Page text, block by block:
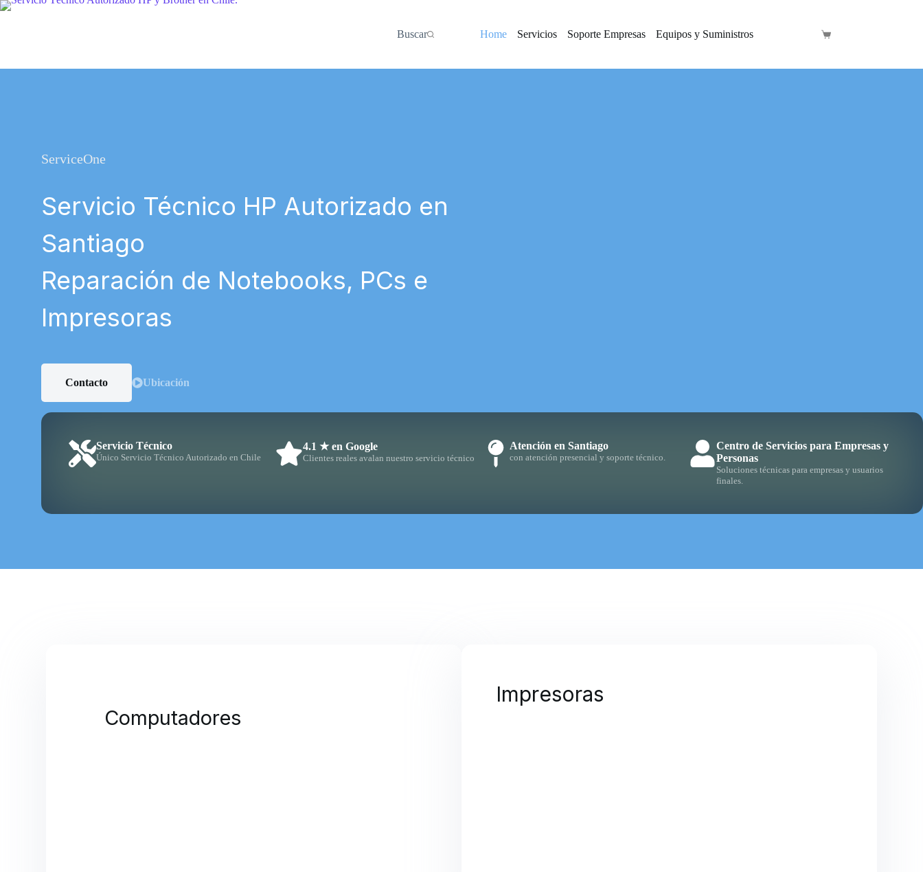
Buscar Home Servicios Soporte Empresas Equipos y Suministros
ServiceOne
Servicio Técnico HP Autorizado en
Santiago
Reparación de Notebooks, PCs e
Impresoras
Contacto Ubicación
Servicio Técnico
Único Servicio Técnico Autorizado en Chile
4.1 ★ en Google
Clientes reales avalan nuestro servicio técnico
Atención en Santiago
con atención presencial y soporte técnico.
Centro de Servicios para Empresas y
Personas
Soluciones técnicas para empresas y usuarios
finales.
Computadores
Impresoras